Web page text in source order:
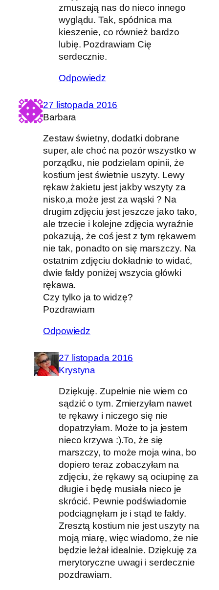
zmuszają nas do nieco innego
wyglądu. Tak, spódnica ma
kieszenie, co również bardzo
lubię. Pozdrawiam Cię
serdecznie.
Odpowiedz
27 listopada 2016
Barbara
Zestaw świetny, dodatki dobrane
super, ale choć na pozór wszystko w
porządku, nie podzielam opinii, że
kostium jest świetnie uszyty. Lewy
rękaw żakietu jest jakby wszyty za
nisko,a może jest za wąski ? Na
drugim zdjęciu jest jeszcze jako tako,
ale trzecie i kolejne zdjęcia wyraźnie
pokazują, że coś jest z tym rękawem
nie tak, ponadto on się marszczy. Na
ostatnim zdjęciu dokładnie to widać,
dwie fałdy poniżej wszycia główki
rękawa.
Czy tylko ja to widzę?
Pozdrawiam
Odpowiedz
27 listopada 2016
Krystyna
Dziękuję. Zupełnie nie wiem co
sądzić o tym. Zmierzyłam nawet
te rękawy i niczego się nie
dopatrzyłam. Może to ja jestem
nieco krzywa :).To, że się
marszczy, to może moja wina, bo
dopiero teraz zobaczyłam na
zdjęciu, że rękawy są ociupinę za
długie i będę musiała nieco je
skrócić. Pewnie podświadomie
podciągnęłam je i stąd te fałdy.
Zresztą kostium nie jest uszyty na
moją miarę, więc wiadomo, że nie
będzie leżał idealnie. Dziękuję za
merytoryczne uwagi i serdecznie
pozdrawiam.